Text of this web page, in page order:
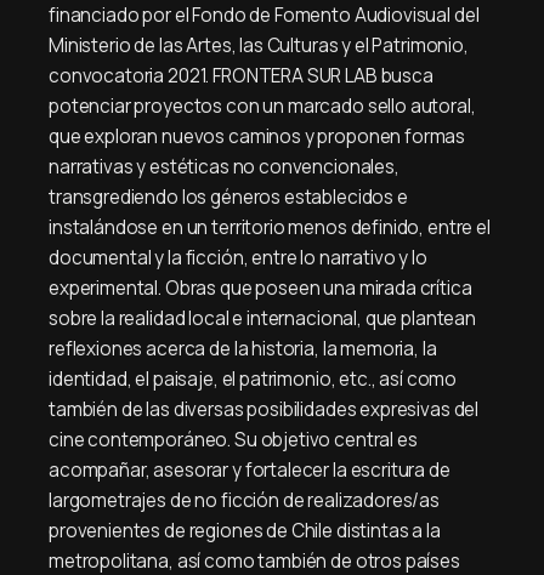
financiado por el Fondo de Fomento Audiovisual del
Ministerio de las Artes, las Culturas y el Patrimonio,
convocatoria 2021. FRONTERA SUR LAB busca
potenciar proyectos con un marcado sello autoral,
que exploran nuevos caminos y proponen formas
narrativas y estéticas no convencionales,
transgrediendo los géneros establecidos e
instalándose en un territorio menos definido, entre el
documental y la ficción, entre lo narrativo y lo
experimental. Obras que poseen una mirada crítica
sobre la realidad local e internacional, que plantean
reflexiones acerca de la historia, la memoria, la
identidad, el paisaje, el patrimonio, etc., así como
también de las diversas posibilidades expresivas del
cine contemporáneo. Su objetivo central es
acompañar, asesorar y fortalecer la escritura de
largometrajes de no ficción de realizadores/as
provenientes de regiones de Chile distintas a la
metropolitana, así como también de otros países